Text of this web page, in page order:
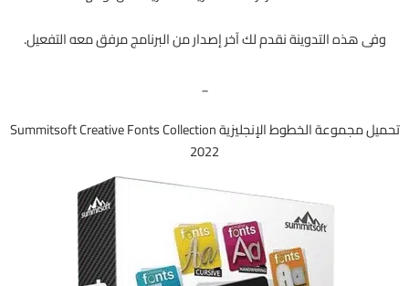
وفى هذه التدوينة نقدم لك آخر إصدار من البرنامج مرفق معه التفعيل.
_
تحميل مجموعة الخطوط الإنجليزية Summitsoft Creative Fonts Collection
2022